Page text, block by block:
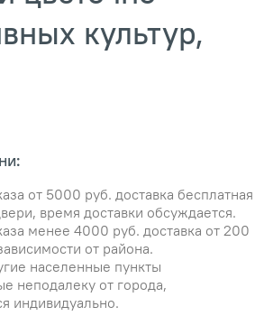
культур,
от 5000 руб. доставка бесплатная
время доставки обсуждается.
менее 4000 руб. доставка от 200
от района.
населенные пункты
неподалеку от города,
индивидуально.